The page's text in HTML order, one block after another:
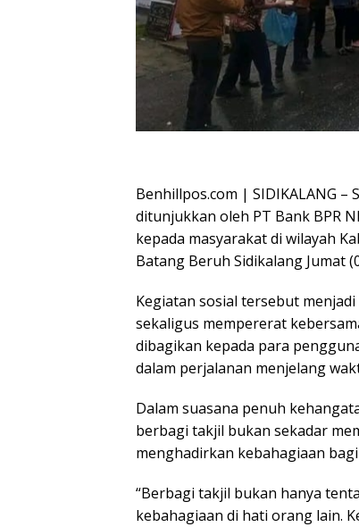
Benhillpos.com | SIDIKALANG –
ditunjukkan oleh PT Bank BPR
kepada masyarakat di wilayah
Batang Beruh Sidikalang Jumat
Kegiatan sosial tersebut
sekaligus mempererat
dibagikan kepada para
dalam perjalanan menjelang
Dalam suasana penuh
berbagi takjil bukan sekadar
menghadirkan kebahagiaan bagi
“Berbagi takjil bukan hanya
kebahagiaan di hati orang lain.